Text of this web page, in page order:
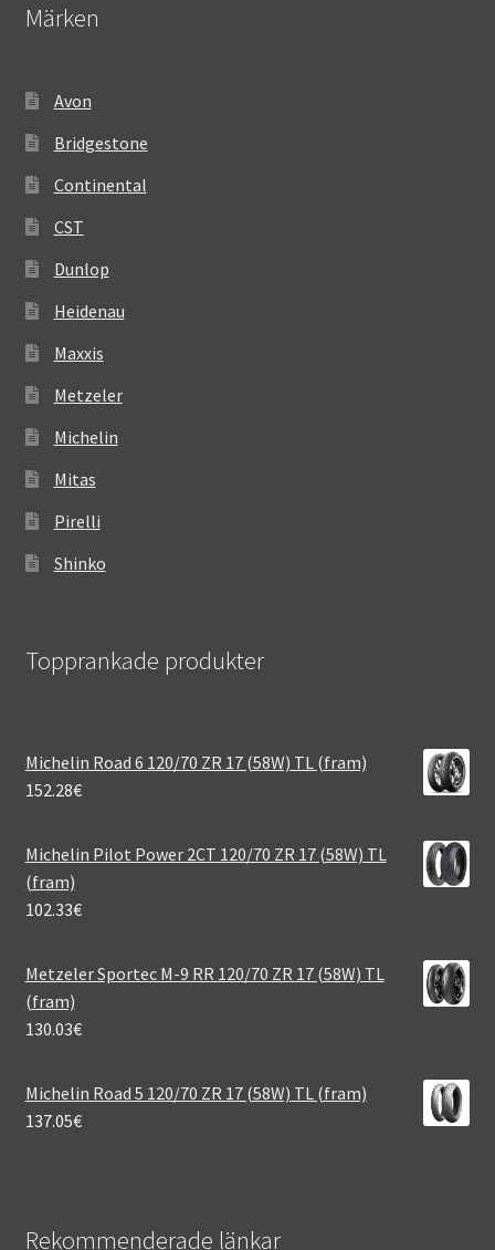
Märken
Avon
Bridgestone
Continental
CST
Dunlop
Heidenau
Maxxis
Metzeler
Michelin
Mitas
Pirelli
Shinko
Topprankade produkter
Michelin Road 6 120/70 ZR 17 (58W) TL (fram)
152.28€
Michelin Pilot Power 2CT 120/70 ZR 17 (58W) TL
(fram)
102.33€
Metzeler Sportec M-9 RR 120/70 ZR 17 (58W) TL
(fram)
130.03€
Michelin Road 5 120/70 ZR 17 (58W) TL (fram)
137.05€
Rekommenderade länkar